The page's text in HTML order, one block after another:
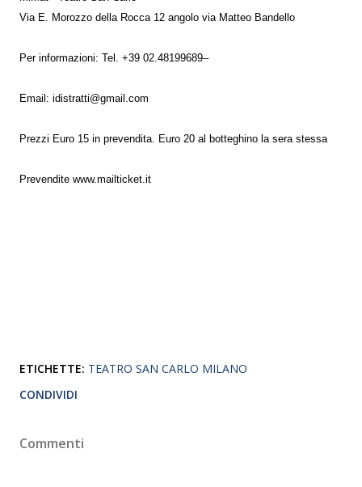
Via E. Morozzo della Rocca 12 angolo via Matteo Bandello
Per informazioni: Tel. +39 02.48199689–
Email: idistratti@gmail.com
Prezzi Euro 15 in prevendita. Euro 20 al botteghino la sera stessa
Prevendite www.mailticket.it
ETICHETTE: TEATRO SAN CARLO MILANO
CONDIVIDI
Commenti